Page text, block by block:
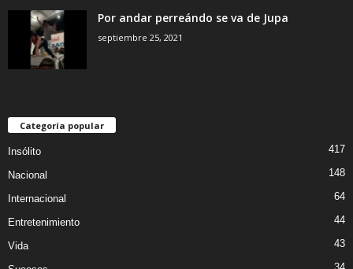
Por andar perreándo se va de Jupa
septiembre 25, 2021
Categoría popular
Insólito 417
Nacional 148
Internacional 64
Entretenimiento 44
Vida 43